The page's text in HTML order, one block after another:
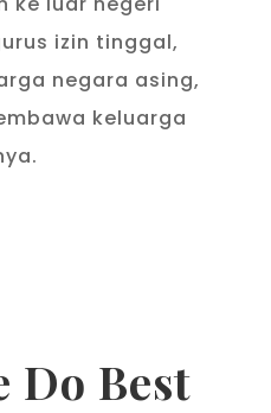
izin tinggal,
negara asing,
keluarga
Do Best